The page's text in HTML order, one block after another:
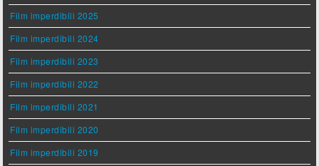
Film imperdibili 2025
Film imperdibili 2024
Film imperdibili 2023
Film imperdibili 2022
Film imperdibili 2021
Film imperdibili 2020
Film imperdibili 2019